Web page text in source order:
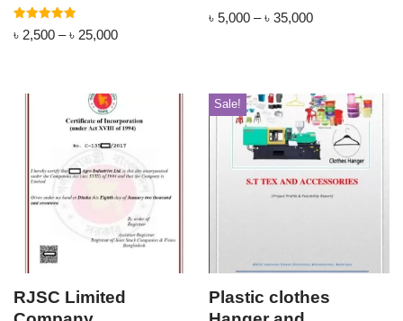
Rated
5.00
৳ 2,500 – ৳ 25,000
৳5,000 – ৳35,000
RJSC Limited
Sale!
Plastic clothes